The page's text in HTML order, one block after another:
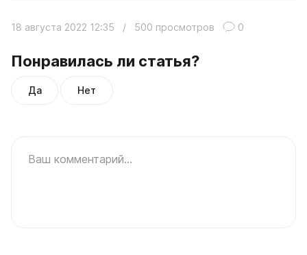
Понравилась ли статья?
Да Нет
18 августа 2022 12:35 / 500 просмотров 0
Ваш комментарий...